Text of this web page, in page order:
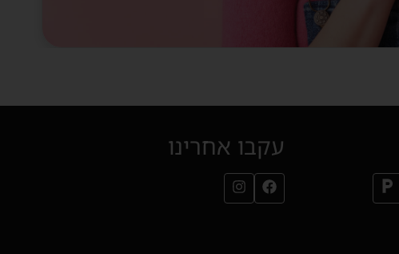
עקבו אחרינו
עמוד הפייסבוק שלנו (נפתח בחלון חדש)
עמוד האינסטגרם שלנו (נפתח בחלון